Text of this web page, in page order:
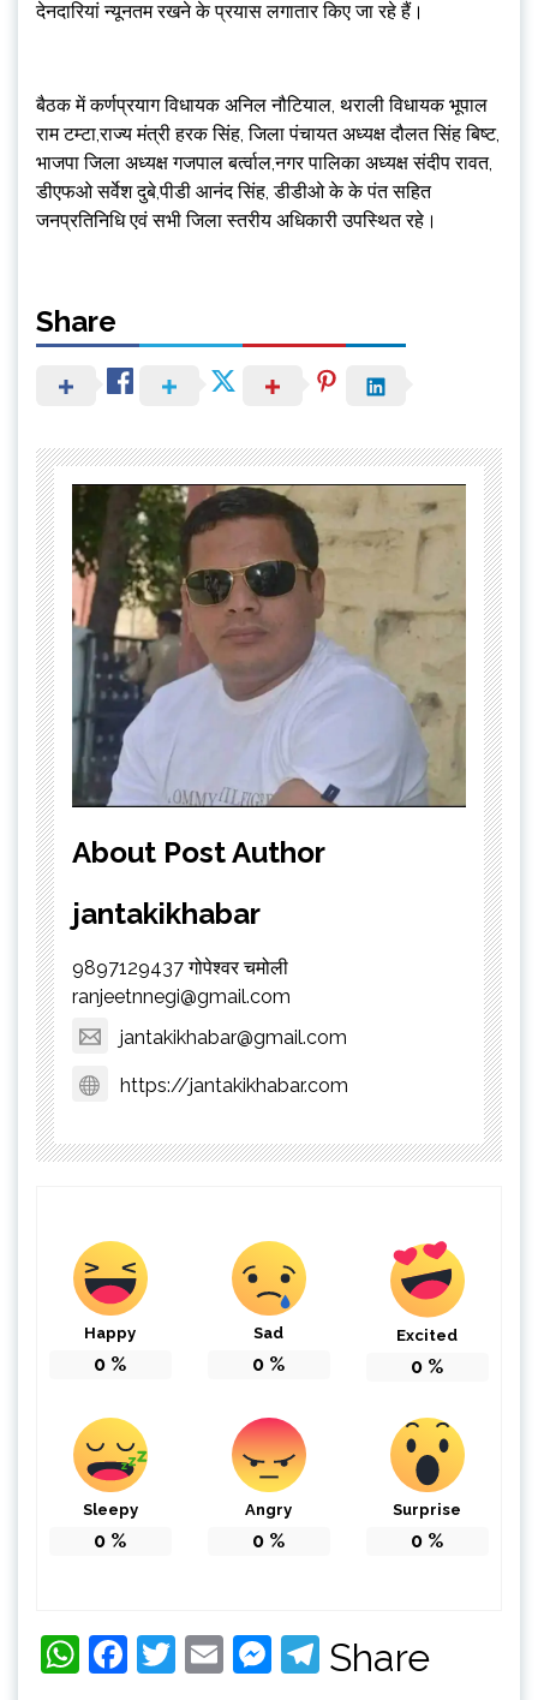
देनदारियां न्यूनतम रखने के प्रयास लगातार किए जा रहे हैं।
बैठक में कर्णप्रयाग विधायक अनिल नौटियाल, थराली विधायक भूपाल
राम टम्टा,राज्य मंत्री हरक सिंह, जिला पंचायत अध्यक्ष दौलत सिंह बिष्ट,
भाजपा जिला अध्यक्ष गजपाल बर्त्वाल,नगर पालिका अध्यक्ष संदीप रावत,
डीएफओ सर्वेश दुबे,पीडी आनंद सिंह, डीडीओ के के पंत सहित
जनप्रतिनिधि एवं सभी जिला स्तरीय अधिकारी उपस्थित रहे।
Share
About Post Author
jantakikhabar
9897129437 गोपेश्वर चमोली
ranjeetnnegi@gmail.com
jantakikhabar@gmail.com
https://jantakikhabar.com
Happy
0 %
Sad
0 %
Excited
0 %
Sleepy
0 %
Angry
0 %
Surprise
0 %
WhatsApp
Facebook
Twitter
EmailMessenger
Telegram
Share